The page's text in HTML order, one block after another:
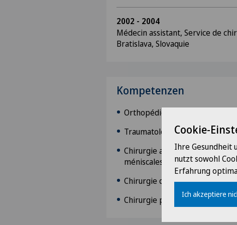
2002 - 2004
Médecin assistant, Service de
Bratislava, Slovaquie
Kompetenzen
Orthopédie et Traumatologie
Traumatologie du sport
Chirurgie arthroscopique du
méniscales, cartilagineuses et
Chirurgie de la rotule
Chirurgie prothétique du genou
Cookie-
Ihre Gesundheit
nutzt sowohl
Erfahrung
Ich akzeptiere